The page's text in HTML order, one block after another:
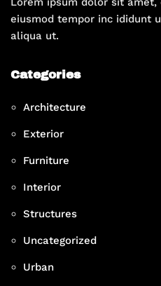
eiusmod tempor inc ididunt
aliqua ut.
Categories
Architecture
Exterior
Furniture
Interior
Structures
Uncategorized
Urban